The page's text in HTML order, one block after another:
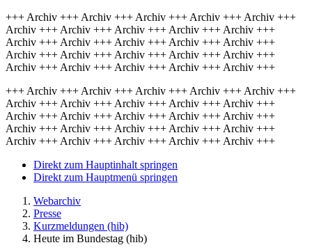
+++ Archiv +++ Archiv +++ Archiv +++ Archiv +++ Archiv +++
Archiv +++ Archiv +++ Archiv +++ Archiv +++ Archiv +++
Archiv +++ Archiv +++ Archiv +++ Archiv +++ Archiv +++
Archiv +++ Archiv +++ Archiv +++ Archiv +++ Archiv +++
Archiv +++ Archiv +++ Archiv +++ Archiv +++ Archiv +++
+++ Archiv +++ Archiv +++ Archiv +++ Archiv +++ Archiv +++
Archiv +++ Archiv +++ Archiv +++ Archiv +++ Archiv +++
Archiv +++ Archiv +++ Archiv +++ Archiv +++ Archiv +++
Archiv +++ Archiv +++ Archiv +++ Archiv +++ Archiv +++
Archiv +++ Archiv +++ Archiv +++ Archiv +++ Archiv +++
Direkt zum Hauptinhalt springen
Direkt zum Hauptmenü springen
Webarchiv
Presse
Kurzmeldungen (hib)
Heute im Bundestag (hib)